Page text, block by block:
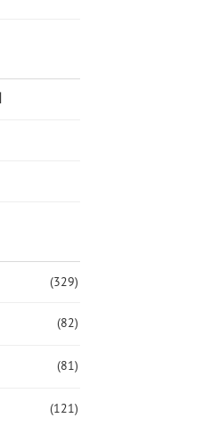
(329)
(82)
(81)
(121)